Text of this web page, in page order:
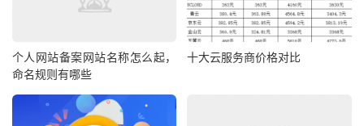
个人网站备案网站名称怎么起，
命名规则有哪些
十大云服务商价格对比